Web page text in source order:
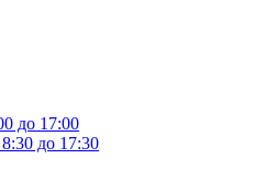
до 17:00
до 17:30